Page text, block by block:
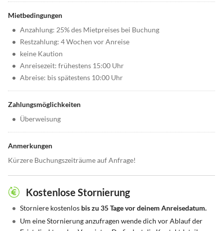
Mietbedingungen
• Anzahlung: 25% des Mietpreises bei Buchung
• Restzahlung: 4 Wochen vor Anreise
• keine Kaution
• Anreisezeit: frühestens 15:00 Uhr
• Abreise: bis spätestens 10:00 Uhr
Zahlungsmöglichkeiten
• Überweisung
Anmerkungen
Kürzere Buchungszeiträume auf Anfrage!
Kostenlose Stornierung
• Storniere kostenlos bis zu 35 Tage vor deinem Anreisedatum.
• Um eine Stornierung anzufragen wende dich vor Ablauf der